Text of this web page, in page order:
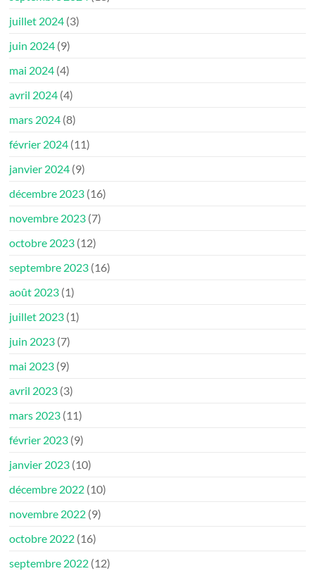
juillet 2024 (3)
juin 2024 (9)
mai 2024 (4)
avril 2024 (4)
mars 2024 (8)
février 2024 (11)
janvier 2024 (9)
décembre 2023 (16)
novembre 2023 (7)
octobre 2023 (12)
septembre 2023 (16)
août 2023 (1)
juillet 2023 (1)
juin 2023 (7)
mai 2023 (9)
avril 2023 (3)
mars 2023 (11)
février 2023 (9)
janvier 2023 (10)
décembre 2022 (10)
novembre 2022 (9)
octobre 2022 (16)
septembre 2022 (12)